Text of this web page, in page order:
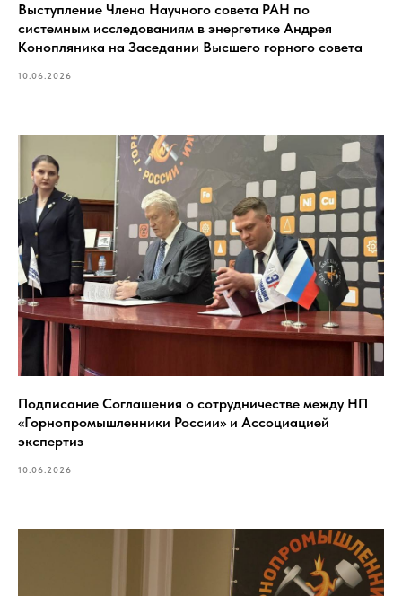
Выступление Члена Научного совета РАН по
системным исследованиям в энергетике Андрея
Конопляника на Заседании Высшего горного совета
10.06.2026
Подписание Соглашения о сотрудничестве между НП
«Горнопромышленники России» и Ассоциацией
экспертиз
10.06.2026